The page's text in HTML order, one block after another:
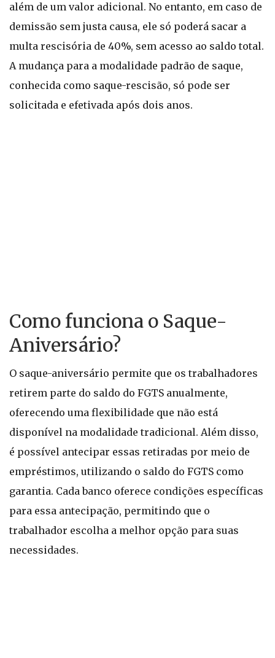
além de um valor adicional. No entanto, em caso de
demissão sem justa causa, ele só poderá sacar a
multa rescisória de 40%, sem acesso ao saldo total.
A mudança para a modalidade padrão de saque,
conhecida como saque-rescisão, só pode ser
solicitada e efetivada após dois anos.
Como funciona o Saque-
Aniversário?
O saque-aniversário permite que os trabalhadores
retirem parte do saldo do FGTS anualmente,
oferecendo uma flexibilidade que não está
disponível na modalidade tradicional. Além disso,
é possível antecipar essas retiradas por meio de
empréstimos, utilizando o saldo do FGTS como
garantia. Cada banco oferece condições específicas
para essa antecipação, permitindo que o
trabalhador escolha a melhor opção para suas
necessidades.